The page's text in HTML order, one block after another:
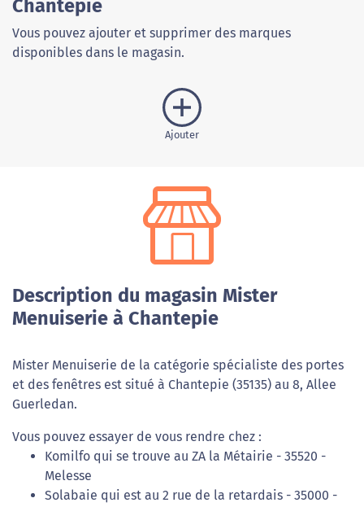
Chantepie
Vous pouvez ajouter et supprimer des marques
disponibles dans le magasin.
Ajouter
Description du magasin Mister
Menuiserie à Chantepie
Mister Menuiserie de la catégorie spécialiste des portes
et des fenêtres est situé à Chantepie (35135) au 8, Allee
Guerledan.
Vous pouvez essayer de vous rendre chez :
Komilfo qui se trouve au ZA la Métairie - 35520 -
Melesse
Solabaie qui est au 2 rue de la retardais - 35000 -